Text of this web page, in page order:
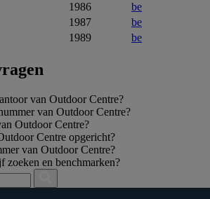
1986
be
1987
be
1989 be
van Outdoor Centre?
van Outdoor Centre?
Outdoor Centre?
Centre opgericht?
van Outdoor Centre?
zoeken en benchmarken?